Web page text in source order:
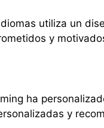
utiliza un
y
ha
y